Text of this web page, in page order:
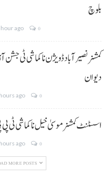
بلوچ
hour ago 0
کمشنر نصیر آباد ڈویژن نا کماشی ٹی جشن
دیوان
ago 0
اسسٹنٹ کمشنر موسیٰ خیل نا کماشی ٹی پی
ago 0
MORE POSTS